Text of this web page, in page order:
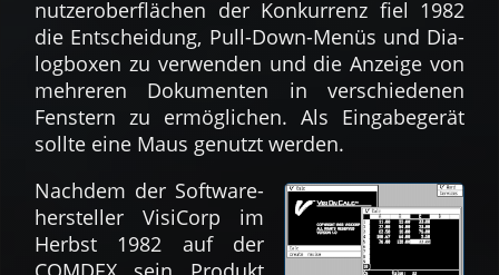
nutzer­ober­flächen der Kon­kur­renz fiel 1982
die Ent­schei­dung, Pull-Down-Menüs und Dia­
log­boxen zu ver­wen­den und die An­zei­ge von
meh­reren Doku­men­ten in ver­schie­denen
Fen­stern zu er­mög­li­chen. Als Ein­gabe­gerät
sollte eine Maus ge­nutzt werden.
Nach­dem der Soft­ware­
her­steller VisiCorp im
Herbst 1982 auf der